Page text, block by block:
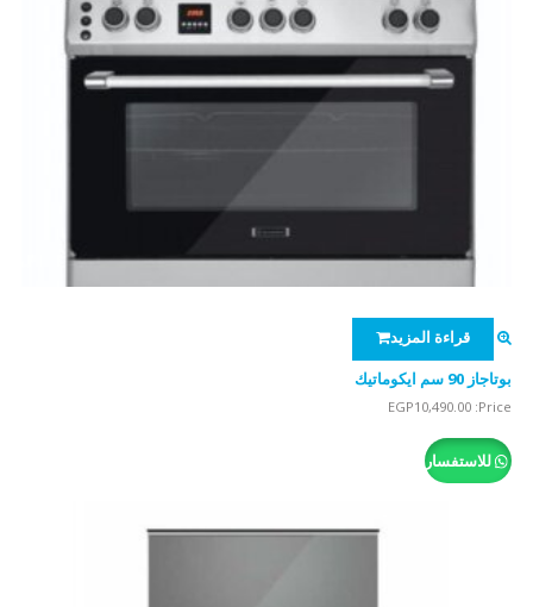
قراءة المزيد
بوتاجاز 90 سم ايكوماتيك
Price:
EGP10,490.00
للاستفسار